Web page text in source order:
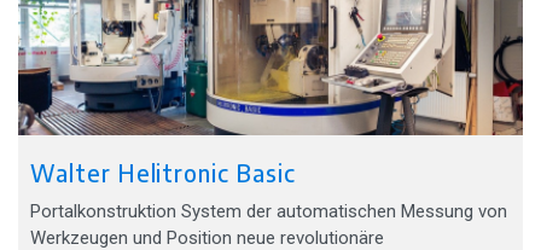
Walter Helitronic Basic
Portalkonstruktion System der automatischen Messung von
Werkzeugen und Position neue revolutionäre